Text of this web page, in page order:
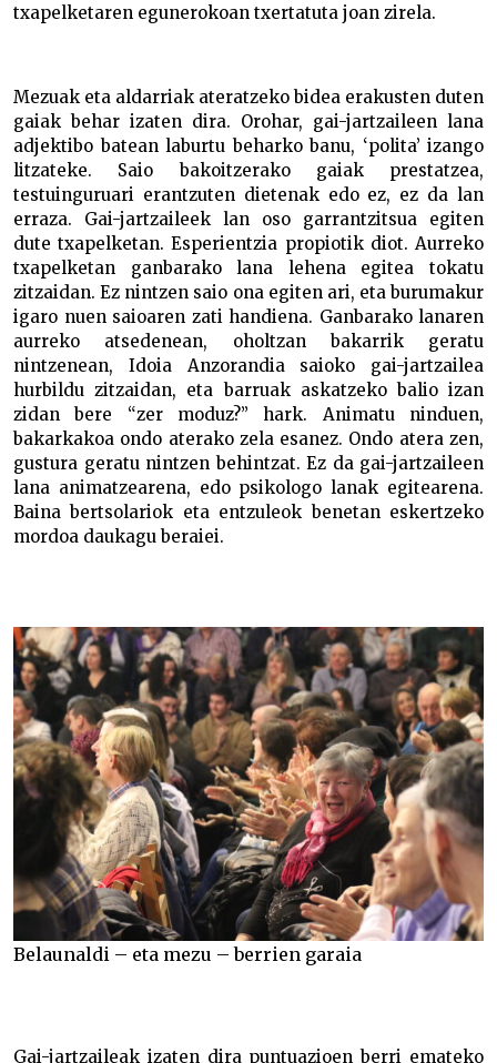
txapelketaren egunerokoan txertatuta joan zirela.
Mezuak eta aldarriak ateratzeko bidea erakusten duten
gaiak behar izaten dira. Orohar, gai-jartzaileen lana
adjektibo batean laburtu beharko banu, ‘polita’ izango
litzateke. Saio bakoitzerako gaiak prestatzea,
testuinguruari erantzuten dietenak edo ez, ez da lan
erraza. Gai-jartzaileek lan oso garrantzitsua egiten
dute txapelketan. Esperientzia propiotik diot. Aurreko
txapelketan ganbarako lana lehena egitea tokatu
zitzaidan. Ez nintzen saio ona egiten ari, eta burumakur
igaro nuen saioaren zati handiena. Ganbarako lanaren
aurreko atsedenean, oholtzan bakarrik geratu
nintzenean, Idoia Anzorandia saioko gai-jartzailea
hurbildu zitzaidan, eta barruak askatzeko balio izan
zidan bere “zer moduz?” hark. Animatu ninduen,
bakarkakoa ondo aterako zela esanez. Ondo atera zen,
gustura geratu nintzen behintzat. Ez da gai-jartzaileen
lana animatzearena, edo psikologo lanak egitearena.
Baina bertsolariok eta entzuleok benetan eskertzeko
mordoa daukagu beraiei.
Belaunaldi – eta mezu – berrien garaia
Gai-jartzaileak izaten dira puntuazioen berri emateko